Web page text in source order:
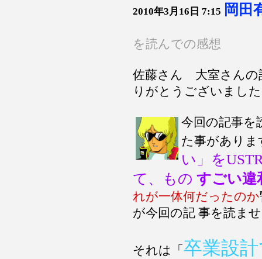
2010年3月16日 7:15 岡田
を読んでの感想
佐藤さん 大室さんの
りがとうございまし
今回の記事を
た事がありま
い」を
て、もの すごい違
れが一体何だったのか
が今回の記 事を読ま
それは「 卒業設